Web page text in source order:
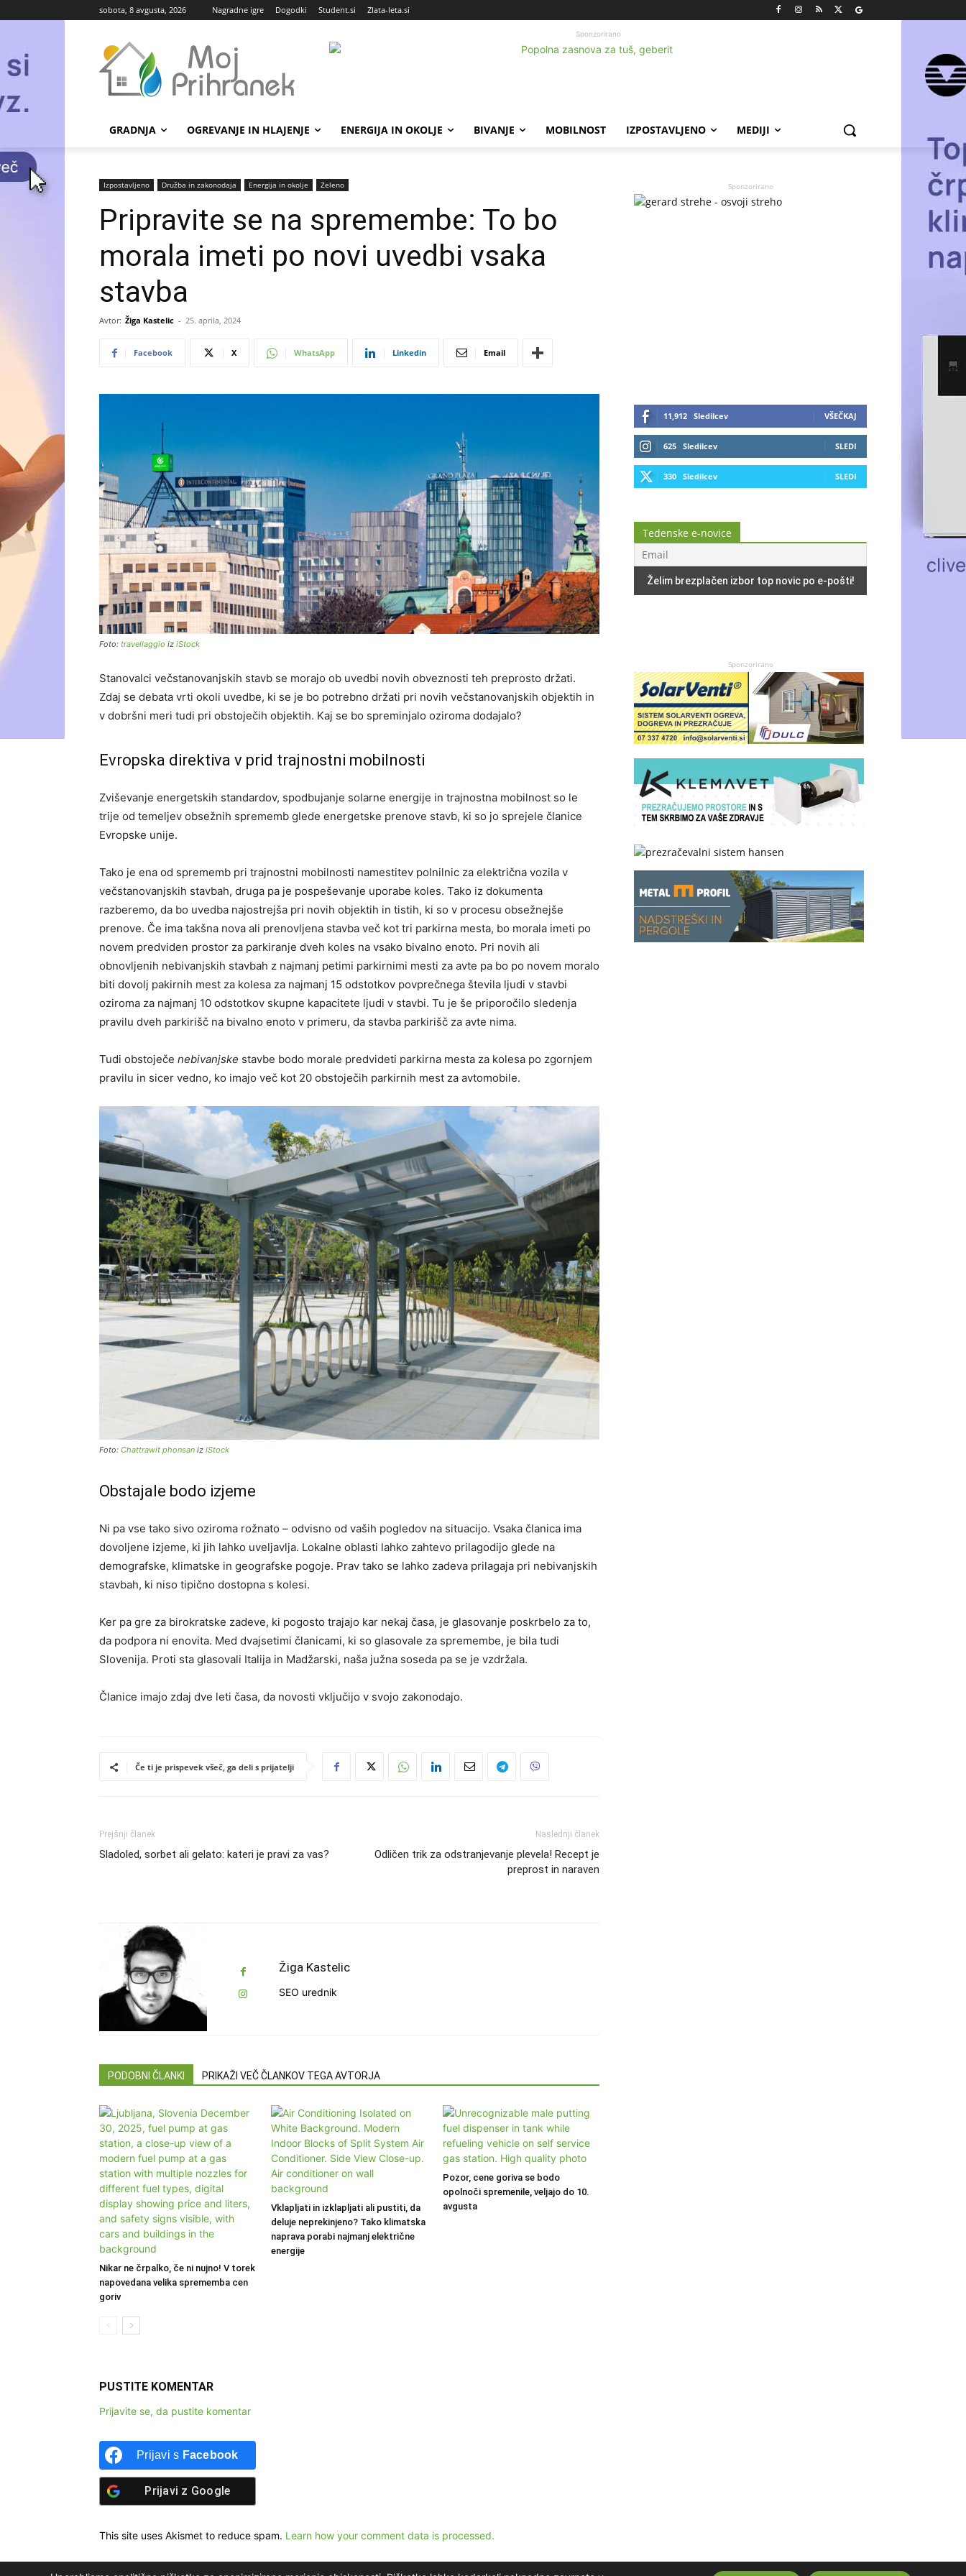
sobota, 8 avgusta, 2026 Nagradne igre Dogodki Student.si Zlata-leta.si
Sponzorirano
GRADNJA OGREVANJE IN HLAJENJE ENERGIJA IN OKOLJE BIVANJE MOBILNOST IZPOSTAVLJENO MEDIJI
Izpostavljeno Družba in zakonodaja Energija in okolje Zeleno
Pripravite se na spremembe: To bo
morala imeti po novi uvedbi vsaka
stavba
Avtor: Žiga Kastelic - 25. aprila, 2024
Facebook X WhatsApp Linkedin Email
Foto: travellaggio iz iStock
Stanovalci večstanovanjskih stavb se morajo ob uvedbi novih obveznosti teh preprosto držati.
Zdaj se debata vrti okoli uvedbe, ki se je bo potrebno držati pri novih večstanovanjskih objektih in
v dobršni meri tudi pri obstoječih objektih. Kaj se bo spreminjalo oziroma dodajalo?
Evropska direktiva v prid trajnostni mobilnosti
Zviševanje energetskih standardov, spodbujanje solarne energije in trajnostna mobilnost so le
trije od temeljev obsežnih sprememb glede energetske prenove stavb, ki so jo sprejele članice
Evropske unije.
Tako je ena od sprememb pri trajnostni mobilnosti namestitev polnilnic za električna vozila v
večstanovanjskih stavbah, druga pa je pospeševanje uporabe koles. Tako iz dokumenta
razberemo, da bo uvedba najostrejša pri novih objektih in tistih, ki so v procesu obsežnejše
prenove. Če ima takšna nova ali prenovljena stavba več kot tri parkirna mesta, bo morala imeti po
novem predviden prostor za parkiranje dveh koles na vsako bivalno enoto. Pri novih ali
obnovljenih nebivanjskih stavbah z najmanj petimi parkirnimi mesti za avte pa bo po novem moralo
biti dovolj pakirnih mest za kolesa za najmanj 15 odstotkov povprečnega števila ljudi v stavbi
oziroma za najmanj 10 odstotkov skupne kapacitete ljudi v stavbi. Tu je še priporočilo sledenja
pravilu dveh parkirišč na bivalno enoto v primeru, da stavba parkirišč za avte nima.
Tudi obstoječe nebivanjske stavbe bodo morale predvideti parkirna mesta za kolesa po zgornjem
pravilu in sicer vedno, ko imajo več kot 20 obstoječih parkirnih mest za avtomobile.
Foto: Chattrawit phonsan iz iStock
Obstajale bodo izjeme
Ni pa vse tako sivo oziroma rožnato – odvisno od vaših pogledov na situacijo. Vsaka članica ima
dovoljene izjeme, ki jih lahko uveljavlja. Lokalne oblasti lahko zahtevo prilagodijo glede na
demografske, klimatske in geografske pogoje. Prav tako se lahko zadeva prilagaja pri nebivanjskih
stavbah, ki niso tipično dostopna s kolesi.
Ker pa gre za birokratske zadeve, ki pogosto trajajo kar nekaj časa, je glasovanje poskrbelo za to,
da podpora ni enovita. Med dvajsetimi članicami, ki so glasovale za spremembe, je bila tudi
Slovenija. Proti sta glasovali Italija in Madžarski, naša južna soseda pa se je vzdržala.
Članice imajo zdaj dve leti časa, da novosti vključijo v svojo zakonodajo.
Če ti je prispevek všeč, ga deli s prijatelji
Prejšnji članek
Sladoled, sorbet ali gelato: kateri je pravi za vas?
Naslednji članek
Odličen trik za odstranjevanje plevela! Recept je
preprost in naraven
Žiga Kastelic
SEO urednik
PODOBNI ČLANKI PRIKAŽI VEČ ČLANKOV TEGA AVTORJA
Nikar ne črpalko, če ni nujno! V torek
napovedana velika sprememba cen
goriv
Vklapljati in izklapljati ali pustiti, da
deluje neprekinjeno? Tako klimatska
naprava porabi najmanj električne
energije
Pozor, cene goriva se bodo
opolnoči spremenile, veljajo do 10.
avgusta
PUSTITE KOMENTAR
Prijavite se, da pustite komentar
Prijavi s Facebook
Prijavi z Google
This site uses Akismet to reduce spam. Learn how your comment data is processed.
Sponzorirano
11,912 Sledilcev VŠEČKAJ
625 Sledilcev SLEDI
330 Sledilcev SLEDI
Tedenske e-novice
Sponzorirano